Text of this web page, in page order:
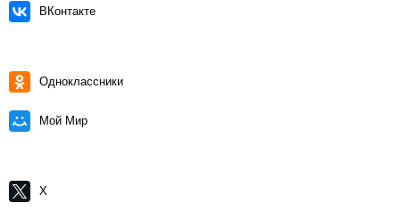
ВКонтакте
Одноклассники
Мой Мир
X